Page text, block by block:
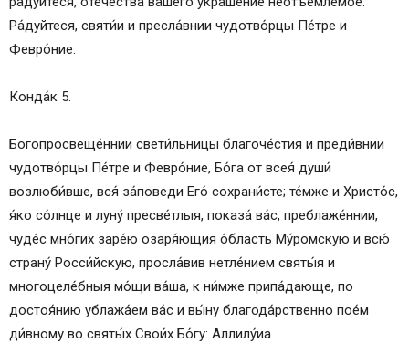
Ра́дуйтеся, святи́и и пресла́внии чудотво́рцы Пе́тре и
Февро́ние.
Конда́к 5.
Богопросвеще́ннии свети́льницы благоче́стия и преди́внии
чудотво́рцы Пе́тре и Февро́ние, Бо́га от всея́ души́
возлюби́вше, вся́ за́поведи Его́ сохрани́сте; те́мже и Христо́с,
я́ко со́лнце и луну́ пресве́тлыя, показа́ ва́с, преблаже́ннии,
чуде́с мно́гих заре́ю озаря́ющия о́бласть Му́ромскую и всю́
страну́ Росси́йскую, просла́вив нетле́нием святы́я и
многоцеле́бныя мо́щи ва́ша, к ни́мже припа́дающе, по
достоя́нию ублажа́ем ва́с и вы́ну благода́рственно пое́м
ди́вному во святы́х Свои́х Бо́гу: Аллилу́иа.